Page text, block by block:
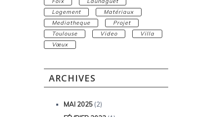
Logement
Matériaux
Mediatheque
Projet
Toulouse
Video
Villa
Vœux
ARCHIVES
MAI 2025(2)